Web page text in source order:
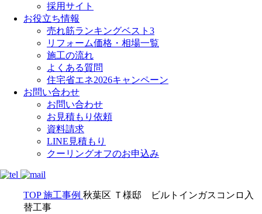
採用サイト
お役立ち情報
売れ筋ランキングベスト3
リフォーム価格・相場一覧
施工の流れ
よくある質問
住宅省エネ2026キャンペーン
お問い合わせ
お問い合わせ
お見積もり依頼
資料請求
LINE見積もり
クーリングオフのお申込み
TOP 施工事例 秋葉区 Ｔ様邸 ビルトインガスコンロ入
替工事